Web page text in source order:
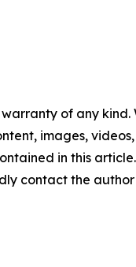
of any kind.
images, videos,
in this
contact the